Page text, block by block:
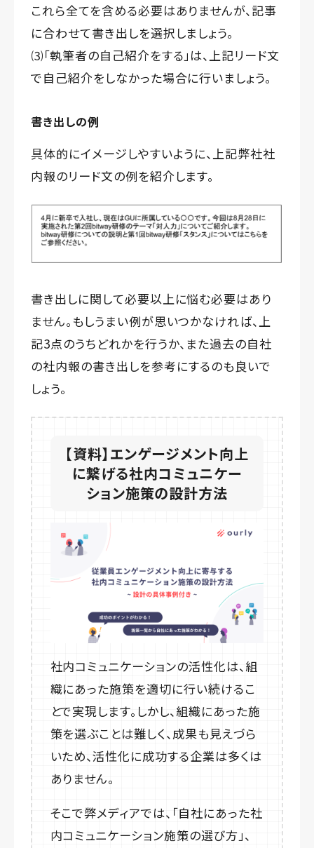
これら全てを含める必要はありませんが、記事
に合わせて書き出しを選択しましょう。
⑶「執筆者の自己紹介をする」は、上記リード文
で自己紹介をしなかった場合に行いましょう。
書き出しの例
具体的にイメージしやすいように、上記弊社社
内報のリード文の例を紹介します。
書き出しに関して必要以上に悩む必要はあり
ません。もしうまい例が思いつかなければ、上
記3点のうちどれかを行うか、また過去の自社
の社内報の書き出しを参考にするのも良いで
しょう。
【資料】エンゲージメント向上
に繋げる社内コミュニケー
ション施策の設計方法
社内コミュニケーションの活性化は、組
織にあった施策を適切に行い続けるこ
とで実現します。しかし、組織にあった施
策を選ぶことは難しく、成果も見えづら
いため、活性化に成功する企業は多くは
ありません。
そこで弊メディアでは、「自社にあった社
内コミュニケーション施策の選び方」、